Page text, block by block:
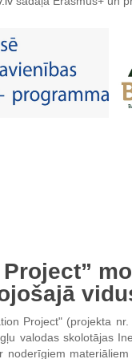
Project" (projekta
valodas skolotājas